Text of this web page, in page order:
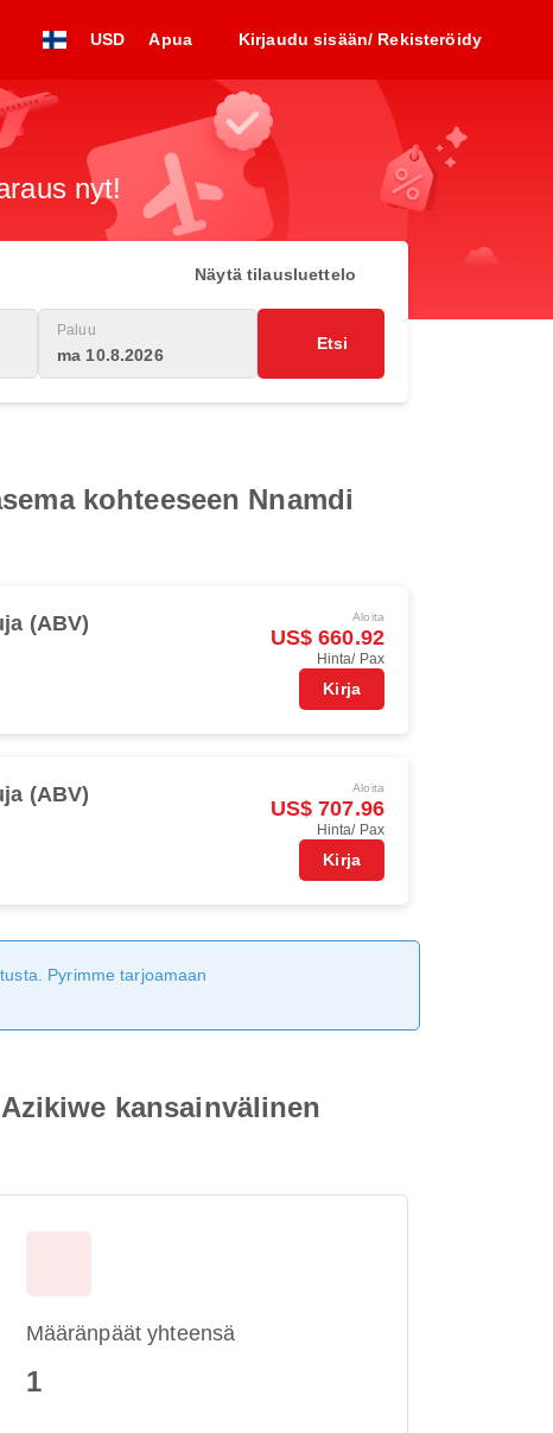
USD Apua Kirjaudu sisään/ Rekisteröidy
nyt!
Näytä tilausluettelo
Paluu
ma 10.8.2026
Etsi
kohteeseen Nnamdi
(ABV) Aloita
US$ 660.92
Hinta/ Pax
Kirja
(ABV) Aloita
US$ 707.96
Hinta/ Pax
Kirja
Pyrimme tarjoamaan
kansainvälinen
Määränpäät yhteensä
1